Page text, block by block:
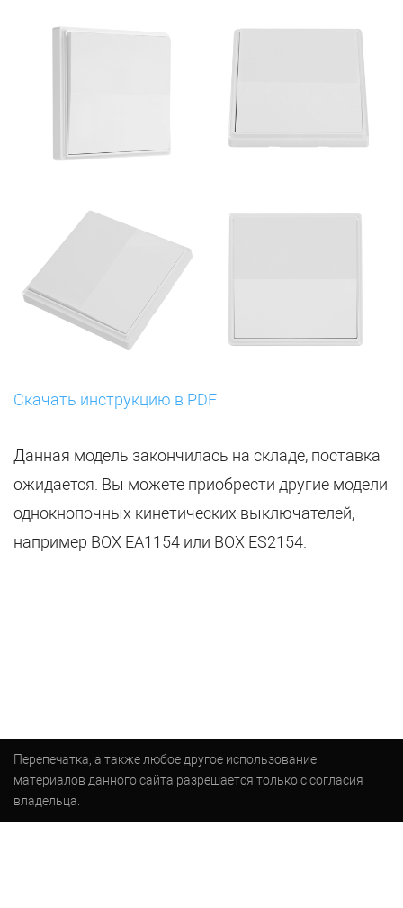
Скачать инструкцию в PDF
Данная модель закончилась на складе, поставка
ожидается. Вы можете приобрести другие модели
однокнопочных кинетических выключателей,
например BOX EA1154 или BOX ES2154.
Перепечатка, а также любое другое использование
материалов данного сайта разрешается только с согласия
владельца.